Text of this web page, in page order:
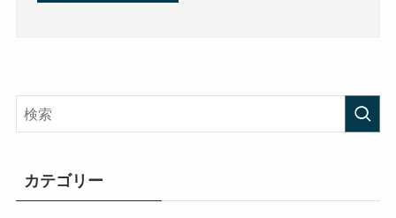
カテゴリー